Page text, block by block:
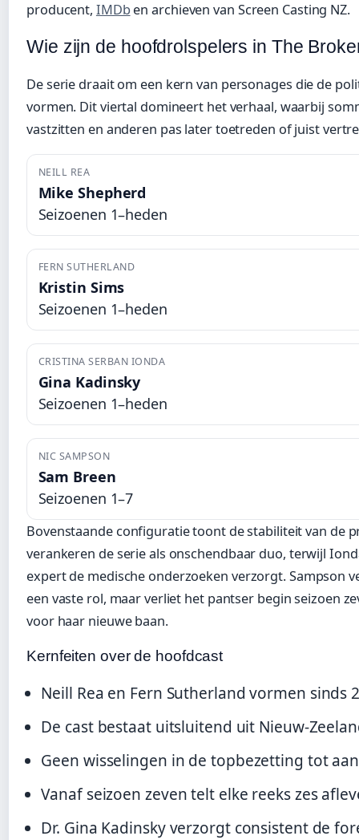
producent, IMDb en archieven van Screen Casting NZ.
Wie zijn de hoofdrolspelers in The
De serie draait om een kern van personages die de
vormen. Dit viertal domineert het verhaal, waarbij
vastzitten en anderen pas later toetreden of juist
NEILL REA
Mike Shepherd
Seizoenen 1–heden
FERN SUTHERLAND
Kristin Sims
Seizoenen 1–heden
CRISTINA SERBAN IONDA
Gina Kadinsky
Seizoenen 1–heden
NIC SAMPSON
Sam Breen
Seizoenen 1–7
Bovenstaande configuratie toont de stabiliteit van de
verankeren de serie als onschendbaar duo, terwijl
expert de medische onderzoeken verzorgt. Sampson
een vaste rol, maar verliet het pantser begin seizoen
voor haar nieuwe baan.
Kernfeiten over de hoofdcast
Neill Rea en Fern Sutherland vormen
De cast bestaat uitsluitend uit Nieuw-
Geen wisselingen in de topbezetting tot
Vanaf seizoen zeven telt elke reeks zes
Dr. Gina Kadinsky verzorgt consistent de